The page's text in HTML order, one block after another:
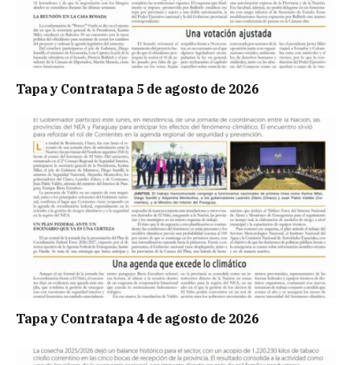
Tapa y Contratapa 5 de agosto de 2026
Tapa y Contratapa 4 de agosto de 2026